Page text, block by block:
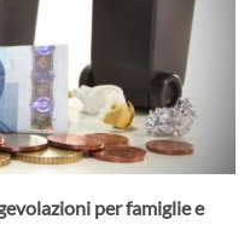
per famiglie e